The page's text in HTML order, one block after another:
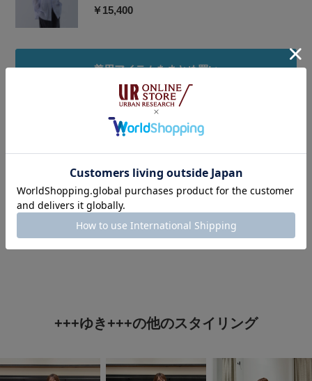
￥15,400
着用アイテムをまとめ買い
#150cm台コーデ #st2606 #40代ファッション
#快適×きちんと見え術
+++ゆき+++の他のスタイリング